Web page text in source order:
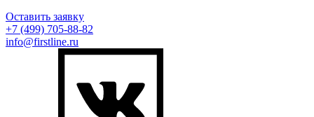
Оставить заявку
+7 (499) 705-88-82
info@firstline.ru